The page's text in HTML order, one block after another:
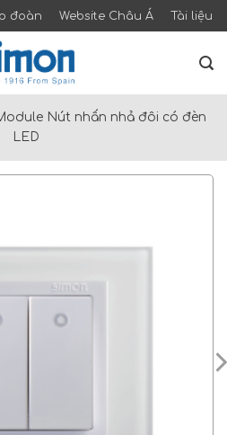
đoàn Website Châu Á Tài liệu
Nút nhấn nhả đôi có đèn
LED